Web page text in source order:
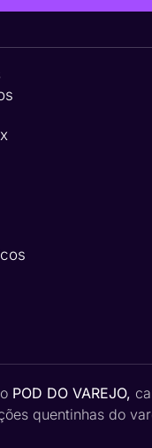
POD DO VAREJO,
quentinhas do